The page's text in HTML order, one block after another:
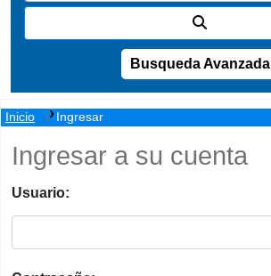
Busqueda Avanzada
Inicio Ingresar
Ingresar a su cuenta
Usuario: